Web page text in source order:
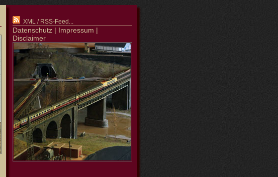
XML / RSS-Feed...
Datenschutz | Impressum |
Disclaimer